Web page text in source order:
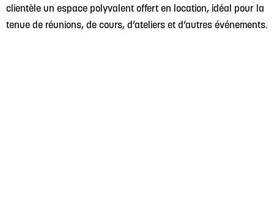
clientèle un espace polyvalent offert en location, idéal pour la
tenue de réunions, de cours, d’ateliers et d’autres événements.